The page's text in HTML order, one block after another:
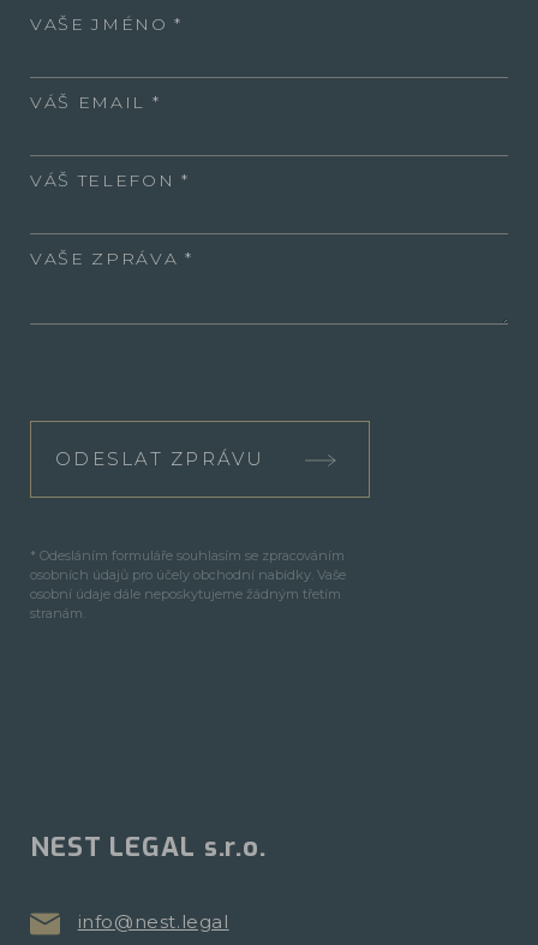
VAŠE JMÉNO
VÁŠ EMAIL
VÁŠ TELEFON
VAŠE ZPRÁVA
ODESLAT ZPRÁVU
* Odesláním formuláře souhlasím se zpracováním
osobních údajů pro účely obchodní nabídky. Vaše
osobní údaje dále neposkytujeme žádným třetím
stranám.
NEST LEGAL s.r.o.
info@nest.legal